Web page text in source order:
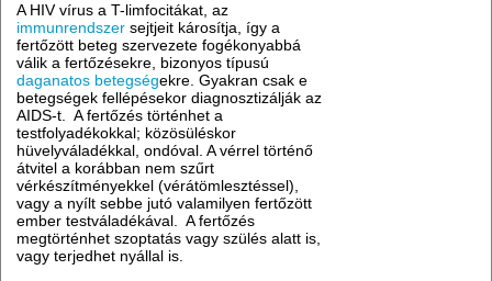
A HIV vírus a T-limfocitákat, az
immunrendszer sejtjeit károsítja, így a
fertőzött beteg szervezete fogékonyabbá
válik a fertőzésekre, bizonyos típusú
daganatos betegségekre. Gyakran csak e
betegségek fellépésekor diagnosztizálják az
AIDS-t. A fertőzés történhet a
testfolyadékokkal; közösüléskor
hüvelyváladékkal, ondóval. A vérrel történő
átvitel a korábban nem szűrt
vérkészítményekkel (vérátömlesztéssel),
vagy a nyílt sebbe jutó valamilyen fertőzött
ember testváladékával. A fertőzés
megtörténhet szoptatás vagy szülés alatt is,
vagy terjedhet nyállal is.